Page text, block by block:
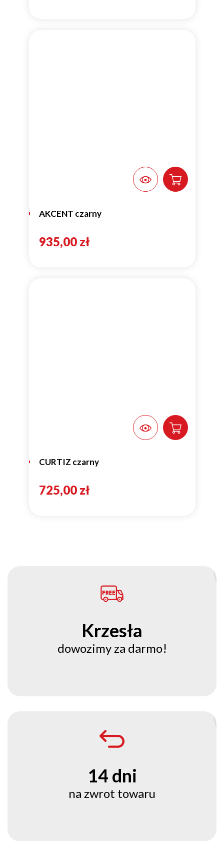
AKCENT czarny
935,00 zł
CURTIZ czarny
725,00 zł
Krzesła
dowozimy za darmo!
14 dni
na zwrot towaru